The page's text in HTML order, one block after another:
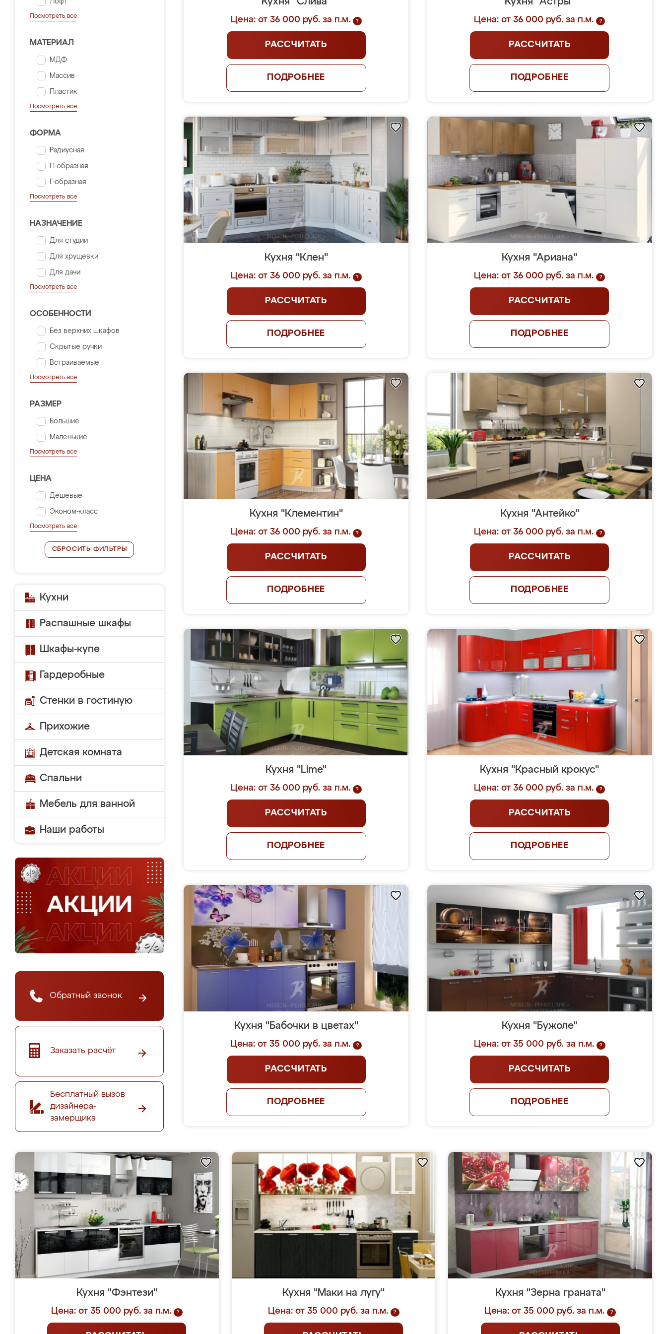
Лофт
Посмотреть все
МАТЕРИАЛ
МДФ
Массив
Пластик
Посмотреть все
ФОРМА
Радиусная
П-образная
Г-образная
Посмотреть все
НАЗНАЧЕНИЕ
Для студии
Для хрущевки
Для дачи
Посмотреть все
ОСОБЕННОСТИ
Без верхних шкафов
Скрытые ручки
Встраиваемые
Посмотреть все
РАЗМЕР
Большие
Маленькие
Посмотреть все
ЦЕНА
Дешевые
Эконом-класс
Посмотреть все
СБРОСИТЬ ФИЛЬТРЫ
Кухни
Распашные шкафы
Шкафы-купе
Гардеробные
Стенки в гостиную
Прихожие
Детская комната
Спальни
Мебель для ванной
Наши работы
Обратный звонок
Заказать расчёт
Бесплатный вызов
дизайнера-
замерщика
Цена: от 36 000 руб. за п.м. ?
РАССЧИТАТЬ
ПОДРОБНЕЕ
Цена: от 36 000 руб. за п.м. ?
РАССЧИТАТЬ
ПОДРОБНЕЕ
Кухня "Клен"
Цена: от 36 000 руб. за п.м. ?
РАССЧИТАТЬ
ПОДРОБНЕЕ
Кухня "Ариана"
Цена: от 36 000 руб. за п.м. ?
РАССЧИТАТЬ
ПОДРОБНЕЕ
Кухня "Клементин"
Цена: от 36 000 руб. за п.м. ?
РАССЧИТАТЬ
ПОДРОБНЕЕ
Кухня "Антейко"
Цена: от 36 000 руб. за п.м. ?
РАССЧИТАТЬ
ПОДРОБНЕЕ
Кухня "Lime"
Цена: от 36 000 руб. за п.м. ?
РАССЧИТАТЬ
ПОДРОБНЕЕ
Кухня "Красный крокус"
Цена: от 36 000 руб. за п.м. ?
РАССЧИТАТЬ
ПОДРОБНЕЕ
Кухня "Бабочки в цветах"
Цена: от 35 000 руб. за п.м. ?
РАССЧИТАТЬ
ПОДРОБНЕЕ
Кухня "Бужоле"
Цена: от 35 000 руб. за п.м. ?
РАССЧИТАТЬ
ПОДРОБНЕЕ
Кухня "Фэнтези"
Цена: от 35 000 руб. за п.м. ?
Кухня "Маки на лугу"
Цена: от 35 000 руб. за п.м. ?
Кухня "Зерна граната"
Цена: от 35 000 руб. за п.м. ?